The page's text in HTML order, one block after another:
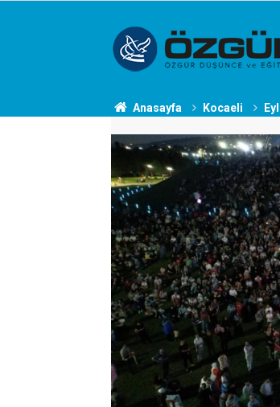
Anasayfa Kocaeli